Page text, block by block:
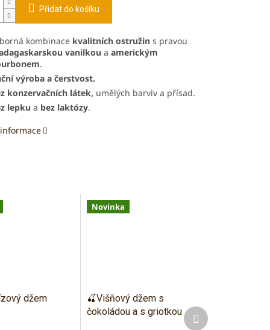
Přidat do košíku
kombinace kvalitních ostružins pravou
vanilkou a americkým
.
výroba a čerstvost.
konzervačních látek, umělých barviv a přísad.
lepku a bez laktózy.
džem
Novinka
🍒Višňový džem s
čokoládou a s griotkou
Další
produkt